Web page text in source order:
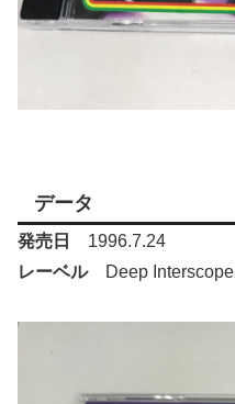
データ
発売日
1996.7.24
レーベルDeep Interscope